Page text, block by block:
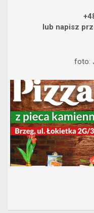
lub napisz
foto: